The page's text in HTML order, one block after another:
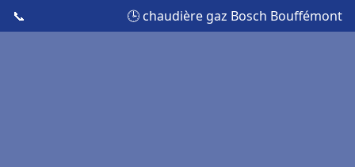
📞 🕒 chaudière gaz Bosch Bouffémont